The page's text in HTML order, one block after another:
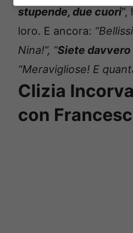
stupende, due cuori
loro. E ancora:
Nina!”, “Siete
“Meravigliose! E
Clizia
con